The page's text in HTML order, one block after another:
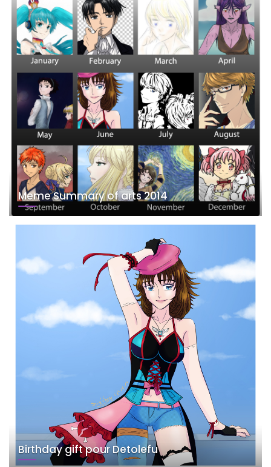
Meme Summary of arts 2014
Birthday gift pour Detolefu